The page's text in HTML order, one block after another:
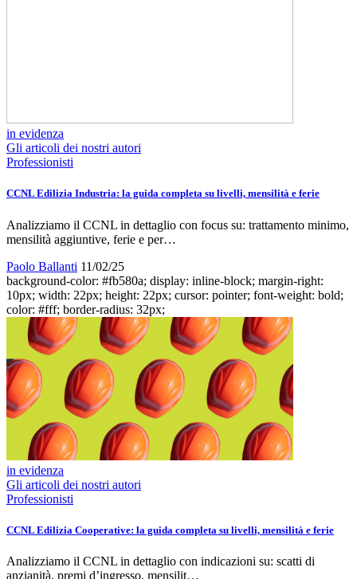
in evidenza
Gli articoli dei nostri autori
Professionisti
CCNL Edilizia Industria: la guida completa su livelli, mensilità e ferie
Analizziamo il CCNL in dettaglio con focus su: trattamento minimo,
mensilità aggiuntive, ferie e per…
Paolo Ballanti 11/02/25
background-color: #fb580a; display: inline-block; margin-right:
10px; width: 22px; height: 22px; cursor: pointer; font-weight: bold;
color: #fff; border-radius: 32px;
in evidenza
Gli articoli dei nostri autori
Professionisti
CCNL Edilizia Cooperative: la guida completa su livelli, mensilità e ferie
Analizziamo il CCNL in dettaglio con indicazioni su: scatti di
anzianità, premi d’ingresso, mensilit…